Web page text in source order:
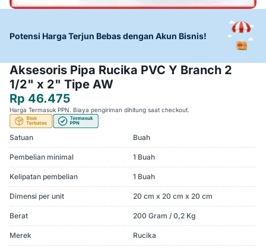
Potensi Harga Terjun Bebas dengan Akun Bisnis!
Aksesoris Pipa Rucika PVC Y Branch 2
1/2" x 2" Tipe AW
Rp 46.475
Harga Termasuk PPN. Biaya pengiriman dihitung saat checkout.
Satuan Buah
Pembelian minimal 1 Buah
Kelipatan pembelian 1 Buah
Dimensi per unit 20 cm x 20 cm x 20 cm
Berat 200 Gram / 0,2 Kg
Merek Rucika